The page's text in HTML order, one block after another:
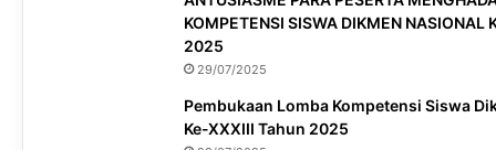
KOMPETENSI SISWA DIKMEN NASIONAL
2025
29/07/2025
Pembukaan Lomba Kompetensi Siswa
Ke-XXXIII Tahun 2025